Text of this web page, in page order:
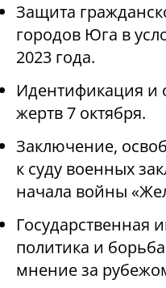
Защита
городов Юга в
2023 года.
Идентификация и
жертв 7 октября.
Заключение,
к суду военных
начала войны
Государственная
политика и
мнение за